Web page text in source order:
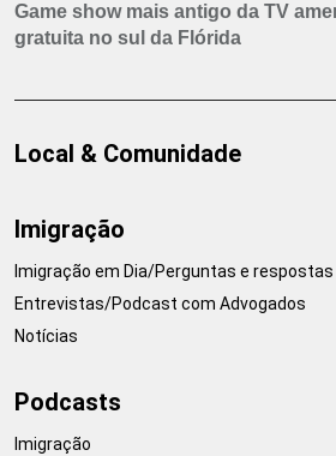
Game show mais antigo da TV
gratuita no sul da Flórida
Local & Comunidade
Imigração
Imigração em Dia/Perguntas e respostas
Entrevistas/Podcast com Advogados
Notícias
Podcasts
Imigração